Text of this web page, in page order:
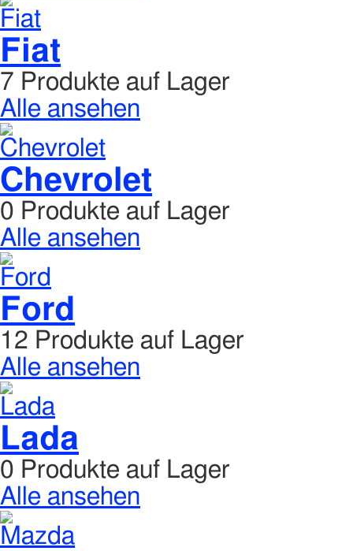
Fiat
7 Produkte auf Lager
Alle ansehen
Chevrolet
0 Produkte auf Lager
Alle ansehen
Ford
12 Produkte auf Lager
Alle ansehen
Lada
0 Produkte auf Lager
Alle ansehen